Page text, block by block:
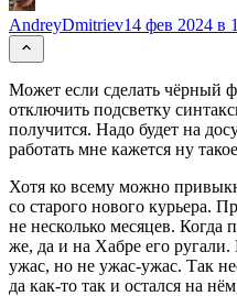
AndreyDmitriev14 фев 2024 в
Может если сделать чёрный
отключить подсветку
получится. Надо будет на
работать мне кажется ну
Хотя ко всему можно
со старого нового курьера.
не несколько месяцев. Когда
же, да и на Хабре его
ужас, но не ужас-ужас. Так
да как-то так и остался на